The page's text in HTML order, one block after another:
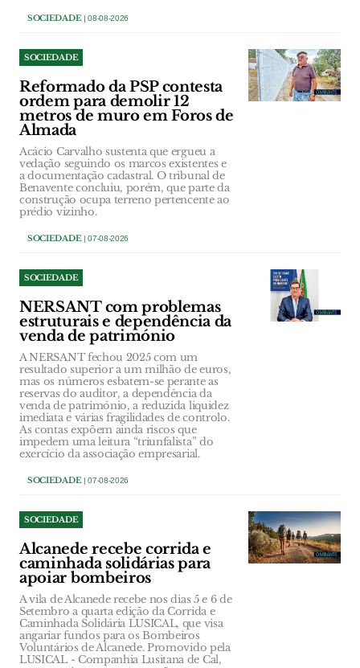
SOCIEDADE| 08-08-2026
SOCIEDADE
Reformado da PSP contesta
ordem para demolir 12
metros de muro em Foros de
Almada
Acácio Carvalho sustenta que ergueu a
vedação seguindo os marcos existentes e
a documentação cadastral. O tribunal de
Benavente concluiu, porém, que parte da
construção ocupa terreno pertencente ao
prédio vizinho.
SOCIEDADE| 07-08-2026
SOCIEDADE
NERSANT com problemas
estruturais e dependência da
venda de património
A NERSANT fechou 2025 com um
resultado superior a um milhão de euros,
mas os números esbatem-se perante as
reservas do auditor, a dependência da
venda de património, a reduzida liquidez
imediata e várias fragilidades de controlo.
As contas expõem ainda riscos que
impedem uma leitura “triunfalista” do
exercício da associação empresarial.
SOCIEDADE| 07-08-2026
SOCIEDADE
Alcanede recebe corrida e
caminhada solidárias para
apoiar bombeiros
A vila de Alcanede recebe nos dias 5 e 6 de
Setembro a quarta edição da Corrida e
Caminhada Solidária LUSICAL, que visa
angariar fundos para os Bombeiros
Voluntários de Alcanede. Promovido pela
LUSICAL - Companhia Lusitana de Cal,